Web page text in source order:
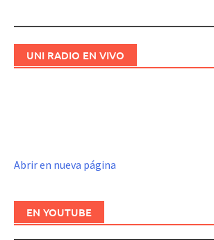
UNI RADIO EN VIVO
Abrir en nueva página
EN YOUTUBE